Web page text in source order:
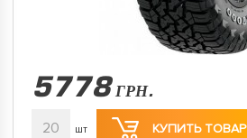
5778 ГРН.
20 шт КУПИТЬ ТОВАР